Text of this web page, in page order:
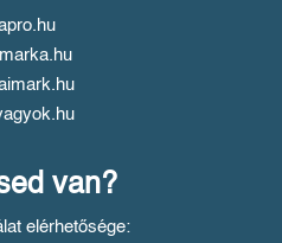
van?
elérhetősége: